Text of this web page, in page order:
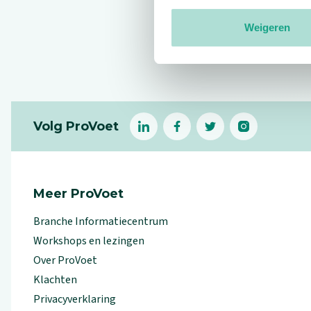
Weigeren
Reviews
Volg ProVoet
linkedin (Let op uitgaande link)
facebook(Let op uitgaande
twitter(Let op
instagram
Meer ProVoet
Branche Informatiecentrum
Workshops en lezingen
Over ProVoet
Klachten
Privacyverklaring